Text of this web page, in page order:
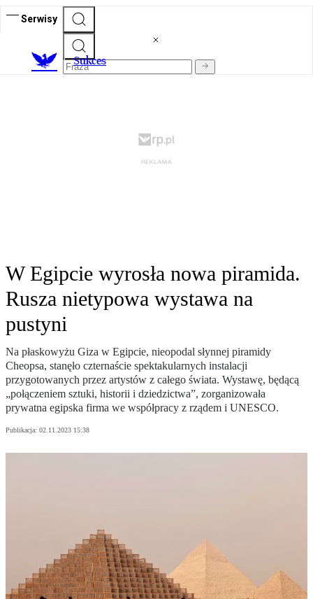
Serwisy
Sukces
W Egipcie wyrosła nowa piramida.
Rusza nietypowa wystawa na
pustyni
Na płaskowyżu Giza w Egipcie, nieopodal słynnej piramidy
Cheopsa, stanęło czternaście spektakularnych instalacji
przygotowanych przez artystów z całego świata. Wystawę, będącą
„połączeniem sztuki, historii i dziedzictwa”, zorganizowała
prywatna egipska firma we współpracy z rządem i UNESCO.
Publikacja: 02.11.2023 15:38